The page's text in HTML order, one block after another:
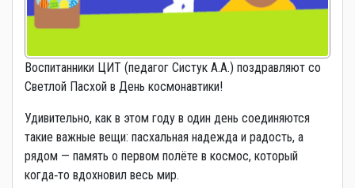
Воспитанники ЦИТ (педагог Систук А.А.) поздравляют со
Светлой Пасхой в День космонавтики!
Удивительно, как в этом году в один день соединяются
такие важные вещи: пасхальная надежда и радость, а
рядом — память о первом полёте в космос, который
когда‑то вдохновил весь мир.